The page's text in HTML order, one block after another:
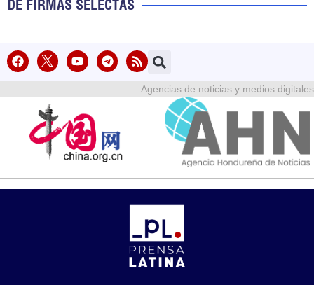
DE FIRMAS SELECTAS
Agencias de noticias y medios digitales